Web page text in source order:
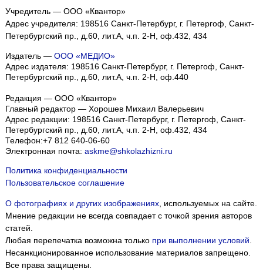
Учредитель — ООО «Квантор»
Адрес учредителя: 198516 Санкт-Петербург, г. Петергоф, Санкт-
Петербургский пр., д.60, лит.А, ч.п. 2-Н, оф.432, 434
Издатель — ООО «МЕДИО»
Адрес издателя: 198516 Санкт-Петербург, г. Петергоф, Санкт-
Петербургский пр., д.60, лит.А, ч.п. 2-Н, оф.440
Редакция — ООО «Квантор»
Главный редактор — Хорошев Михаил Валерьевич
Адрес редакции: 198516 Санкт-Петербург, г. Петергоф Санкт-
Петербургский пр., д.60, лит.А, ч.п. 2-Н, оф.432, 434
Телефон:+7 812 640-06-60
Электронная почта: askme@shkolazhizni.ru
Политика конфиденциальности
Пользовательское соглашение
О фотографиях и других изображениях, используемых на сайте.
Мнение редакции не всегда совпадает с точкой зрения авторов
статей.
Любая перепечатка возможна только при выполнении условий
Несанкционированное использование материалов запрещено.
Все права защищены.